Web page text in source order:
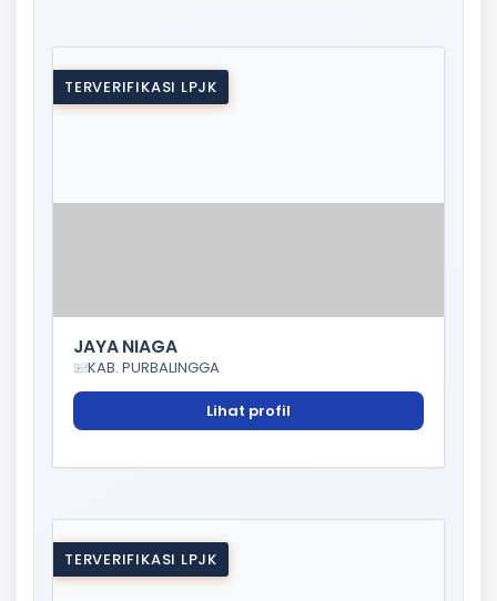
TERVERIFIKASI LPJK
JAYA NIAGA
KAB. PURBALINGGA
Lihat profil
TERVERIFIKASI LPJK